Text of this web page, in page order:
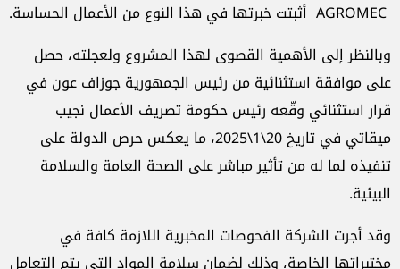
وبالنظر إلى الأهمية القصوى لهذا المشروع ولعجلته، حصل
على موافقة استثنائية من رئيس الجمهورية جوزاف عون في
قرار استثنائي وقّعه رئيس حكومة تصريف الأعمال نجيب
ميقاتي في تاريخ 20\1\2025، ما يعكس حرص الدولة على
تنفيذه لما له من تأثير مباشر على الصحة العامة والسلامة
البيئية.
​​وقد أجرت الشركة الفحوصات المخبرية اللازمة كافة في
مختبراتها الخاصة، وذلك لضمان سلامة المواد التي يتم التعامل